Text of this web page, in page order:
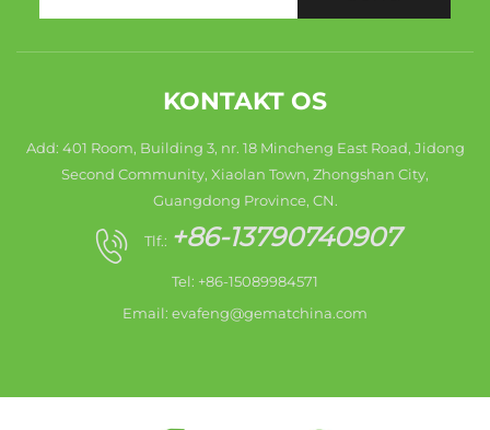
KONTAKT OS
Add: 401 Room, Building 3, nr. 18 Mincheng East Road, Jidong
Second Community, Xiaolan Town, Zhongshan City,
Guangdong Province, CN.
Tlf.: +86-13790740907
Tel: +86-15089984571
Email: evafeng@gematchina.com